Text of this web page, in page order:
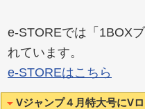
e-STOREでは「1BOX
れています。
e-STOREはこちら
Vジャンプ４月特大号にV